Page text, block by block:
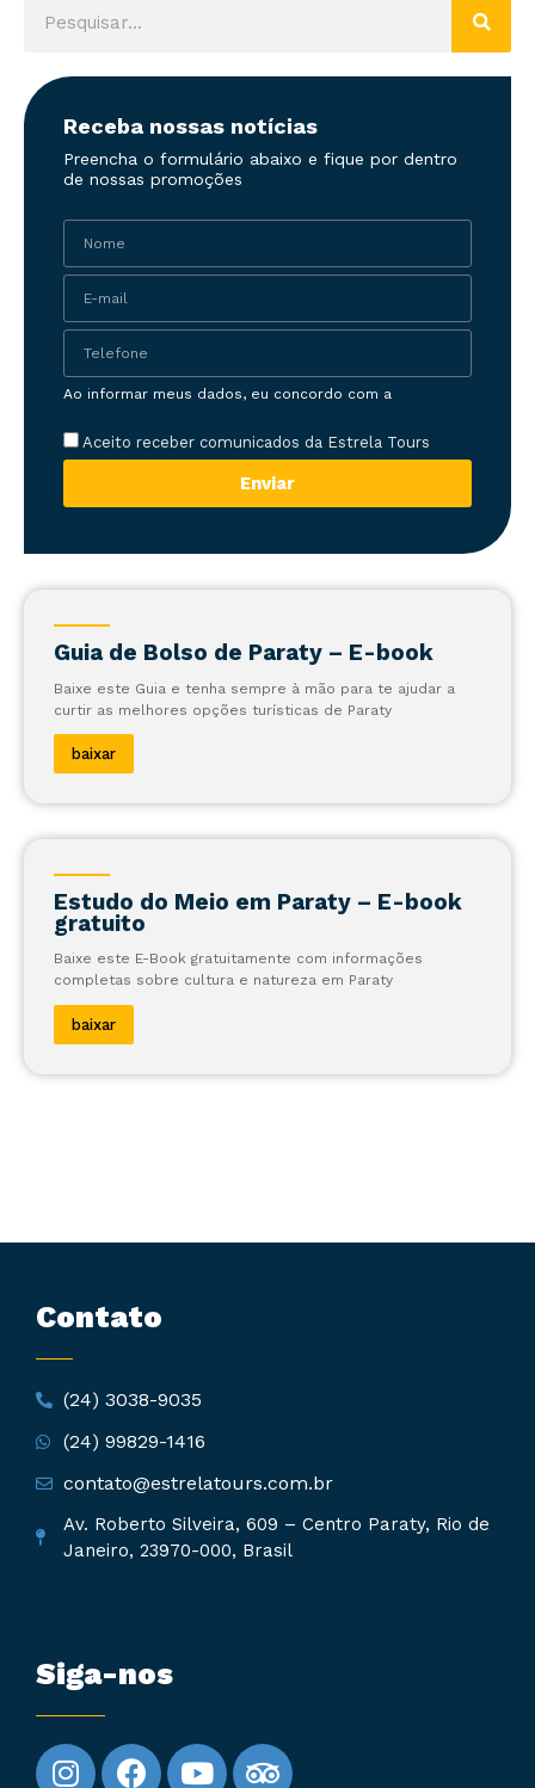
Receba nossas notícias
Preencha o formulário abaixo e fique por dentro
de nossas promoções
Ao informar meus dados, eu concordo com a
Aceito receber comunicados da Estrela Tours
Enviar
Guia de Bolso de Paraty – E-book
Baixe este Guia e tenha sempre à mão para te ajudar a
curtir as melhores opções turísticas de Paraty
baixar
Estudo do Meio em Paraty – E-book
gratuito
Baixe este E-Book gratuitamente com informações
completas sobre cultura e natureza em Paraty
baixar
Contato
(24) 3038-9035
(24) 99829-1416
contato@estrelatours.com.br
Av. Roberto Silveira, 609 – Centro Paraty, Rio de
Janeiro, 23970-000, Brasil
Siga-nos